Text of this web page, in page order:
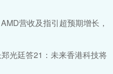
营收及指引超预期增长，
光廷答21：未来香港科技将